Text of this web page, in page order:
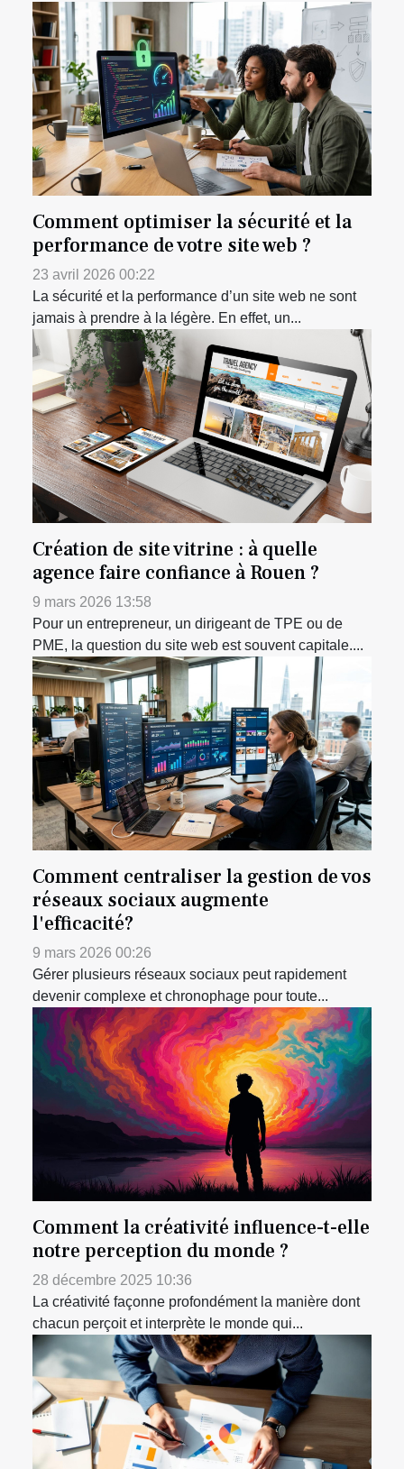
Comment optimiser la sécurité et la
performance de votre site web ?
23 avril 2026 00:22
La sécurité et la performance d’un site web ne sont
jamais à prendre à la légère. En effet, un...
Création de site vitrine : à quelle
agence faire confiance à Rouen ?
9 mars 2026 13:58
Pour un entrepreneur, un dirigeant de TPE ou de
PME, la question du site web est souvent capitale....
Comment centraliser la gestion de vos
réseaux sociaux augmente
l'efficacité?
9 mars 2026 00:26
Gérer plusieurs réseaux sociaux peut rapidement
devenir complexe et chronophage pour toute...
Comment la créativité influence-t-elle
notre perception du monde ?
28 décembre 2025 10:36
La créativité façonne profondément la manière dont
chacun perçoit et interprète le monde qui...